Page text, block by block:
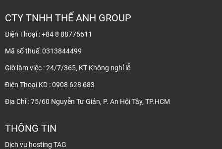
CTY TNHH THẾ ANH GROUP
Điện Thoại : +84 8 88776611
Mã số thuế: 0313844499
Giờ làm việc : 24/7/365, KT Không nghỉ lễ
Điện Thoại KD : 0908 628 683
Địa Chỉ : 75/60 Nguyễn Tư Giản, P. An Hội Tây, TP.HCM
THÔNG TIN
Dịch vụ hosting TAG